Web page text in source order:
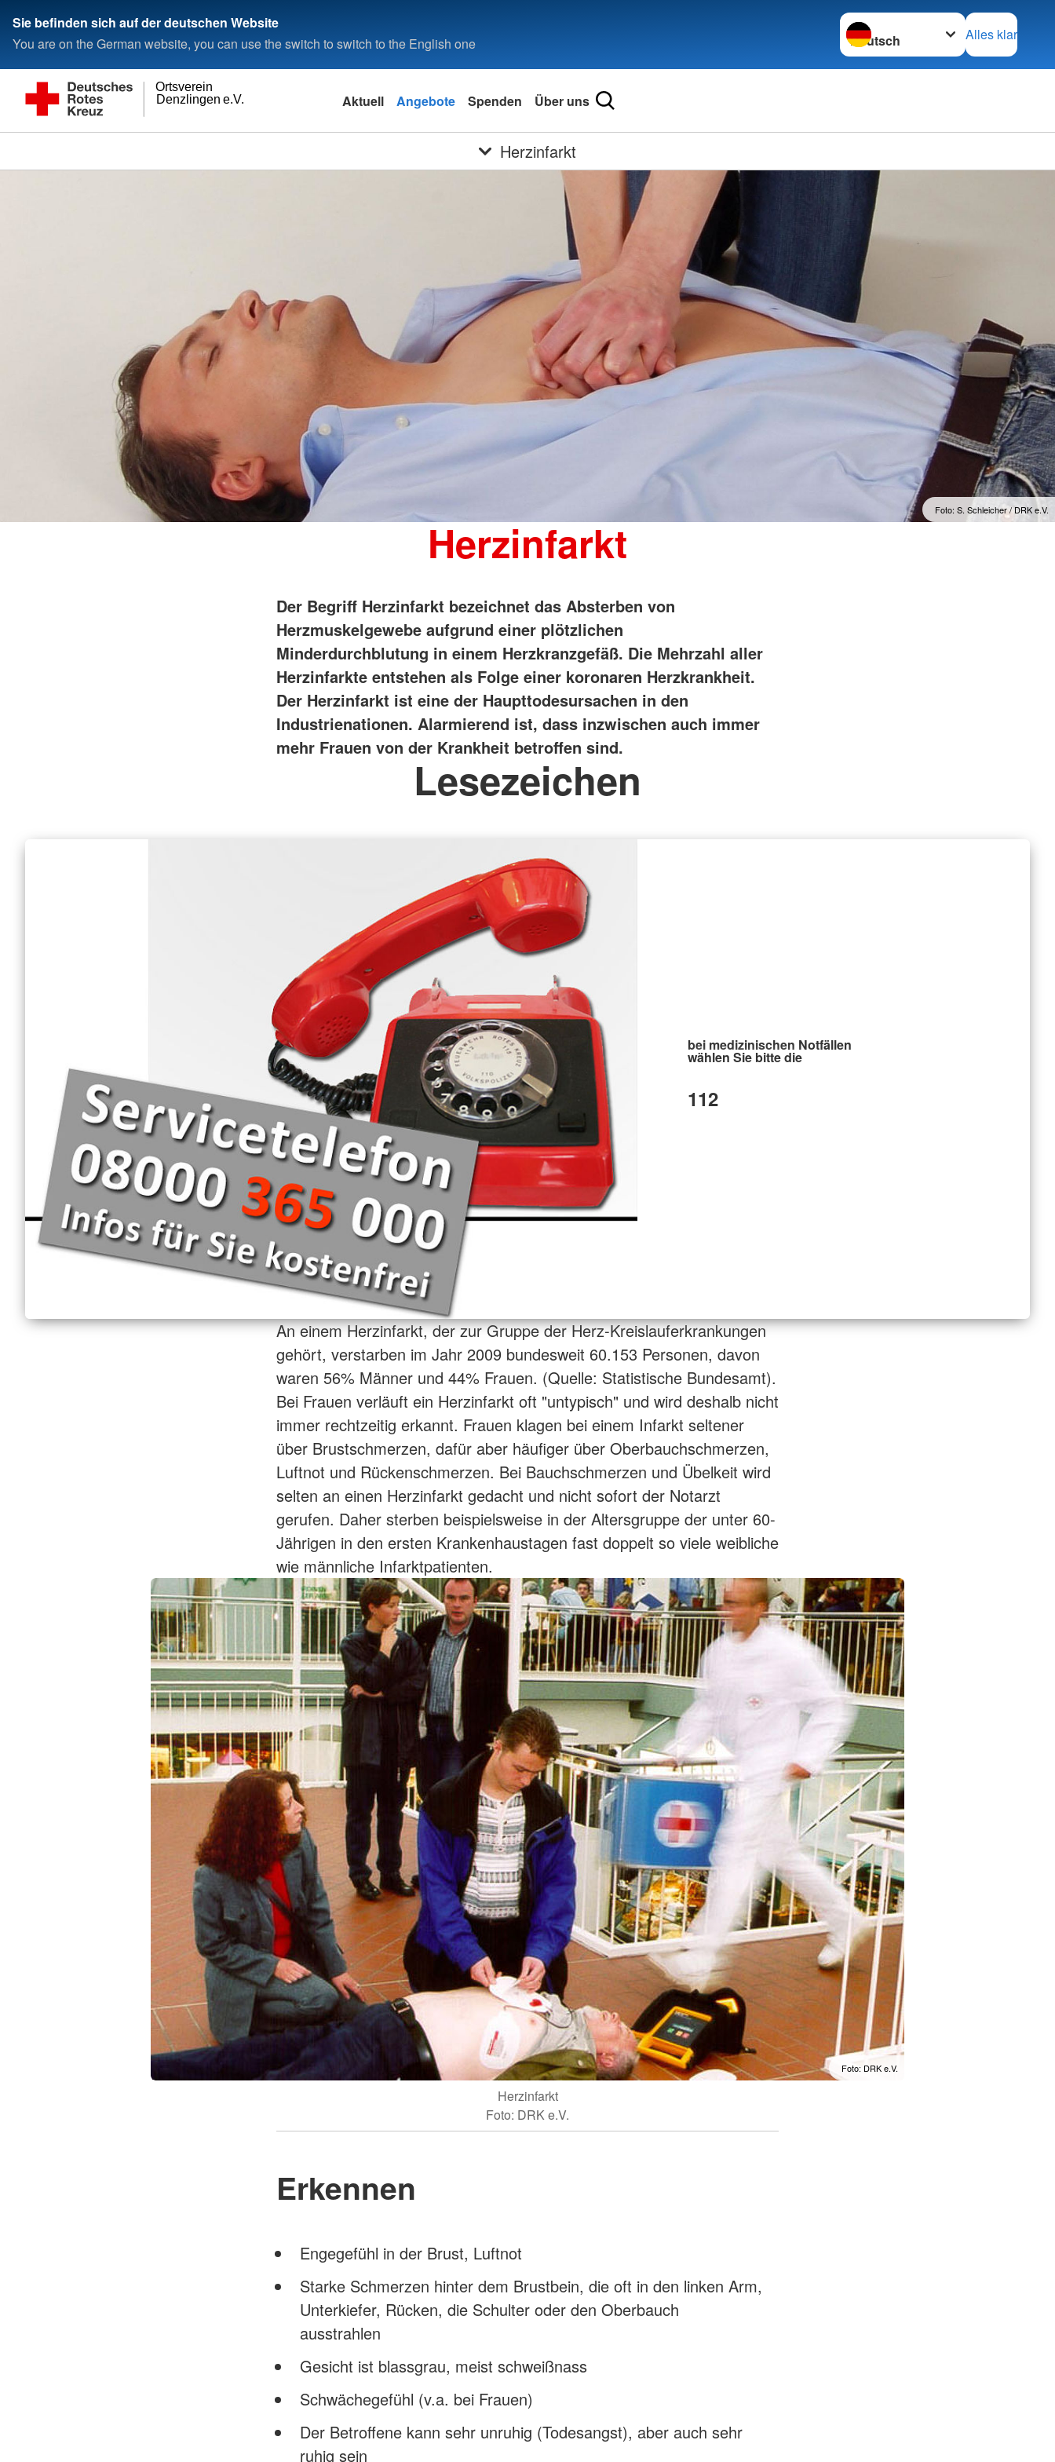
Sie befinden sich auf der deutschen Website
You are on the German website, you can use the switch to switch to the English one
Sprache wechseln zu
Alles klar
Denzlingen e.V.
Ortsverein
Aktuell Angebote Spenden Über uns
Herzinfarkt
Foto: S. Schleicher / DRK e.V.
Herzinfarkt
Der Begriff Herzinfarkt bezeichnet das Absterben von
Herzmuskelgewebe aufgrund einer plötzlichen
Minderdurchblutung in einem Herzkranzgefäß. Die Mehrzahl aller
Herzinfarkte entstehen als Folge einer koronaren Herzkrankheit.
Der Herzinfarkt ist eine der Haupttodesursachen in den
Industrienationen. Alarmierend ist, dass inzwischen auch immer
mehr Frauen von der Krankheit betroffen sind.
Lesezeichen
bei medizinischen Notfällen
wählen Sie bitte die
112
Foto: DRK e.V.
Herzinfarkt
Foto: DRK e.V.
An einem Herzinfarkt, der zur Gruppe der Herz-Kreislauferkrankungen
gehört, verstarben im Jahr 2009 bundesweit 60.153 Personen, davon
waren 56% Männer und 44% Frauen. (Quelle: Statistische Bundesamt).
Bei Frauen verläuft ein Herzinfarkt oft "untypisch" und wird deshalb nicht
immer rechtzeitig erkannt. Frauen klagen bei einem Infarkt seltener
über Brustschmerzen, dafür aber häufiger über Oberbauchschmerzen,
Luftnot und Rückenschmerzen. Bei Bauchschmerzen und Übelkeit wird
selten an einen Herzinfarkt gedacht und nicht sofort der Notarzt
gerufen. Daher sterben beispielsweise in der Altersgruppe der unter 60-
Jährigen in den ersten Krankenhaustagen fast doppelt so viele weibliche
wie männliche Infarktpatienten.
Erkennen
Engegefühl in der Brust, Luftnot
Starke Schmerzen hinter dem Brustbein, die oft in den linken Arm,
Unterkiefer, Rücken, die Schulter oder den Oberbauch
ausstrahlen
Gesicht ist blassgrau, meist schweißnass
Schwächegefühl (v.a. bei Frauen)
Der Betroffene kann sehr unruhig (Todesangst), aber auch sehr
ruhig sein